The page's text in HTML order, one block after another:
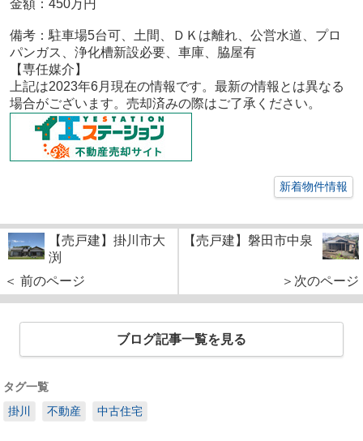
金額：450万円
備考： 駐車場5台可、土間、ＤＫは離れ、公営水道、プロ
パンガス、浄化槽新設必要、車庫、脇屋有
【専任媒介 】
上記は2023年6月現在の情報です。最新の情報とは異なる
場合がございます。売却済みの際はご了承ください。
新着物件情報
【売戸建】掛川市大
渕
＜ 前のページ
【売戸建】磐田市中泉
＞次のページ
ブログ記事一覧を見る
タグ一覧
掛川
不動産 中古住宅